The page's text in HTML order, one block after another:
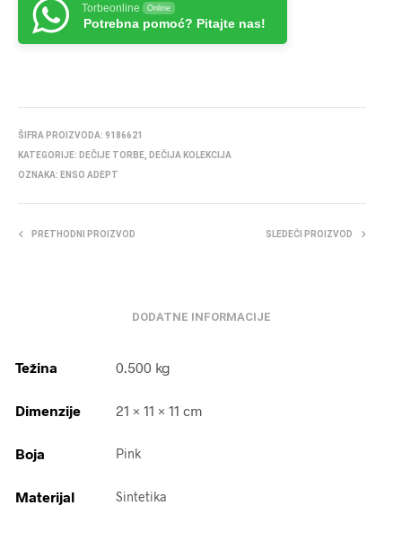
Torbeonline Online
Potrebna pomoć? Pitajte nas!
ŠIFRA PROIZVODA: 9186621
KATEGORIJE: DEČIJE TORBE
DEČIJA KOLEKCIJA
OZNAKA: ENSO ADEPT
PRETHODNI PROIZVOD SLEDEĆI PROIZVOD
DODATNE INFORMACIJE
Težina 0.500 kg
Dimenzije 21 × 11 × 11 cm
Boja Pink
Materijal Sintetika